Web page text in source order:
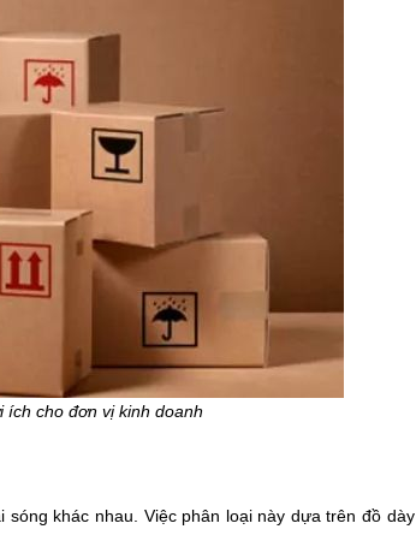
ích cho đơn vị kinh doanh
khác nhau. Việc phân loại này dựa trên đồ dày